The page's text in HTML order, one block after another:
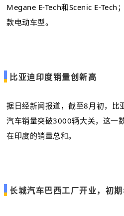
Megane E-Tech和Scenic E-Tech
款电动车型。
比亚迪印度销量创新高
据日经新闻报道，截至8月初，比
汽车销量突破3000辆大关，这一
在印度的销量总和。
长城汽车巴西工厂开业，初